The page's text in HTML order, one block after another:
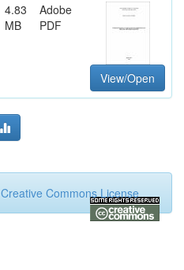
4.83
MB
Adobe
PDF
View/Open
Creative Commons License